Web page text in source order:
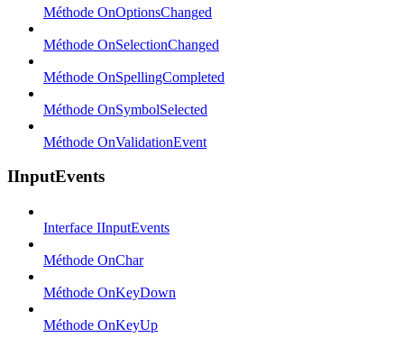
Méthode OnOptionsChanged
Méthode OnSelectionChanged
Méthode OnSpellingCompleted
Méthode OnSymbolSelected
Méthode OnValidationEvent
IInputEvents
Interface IInputEvents
Méthode OnChar
Méthode OnKeyDown
Méthode OnKeyUp